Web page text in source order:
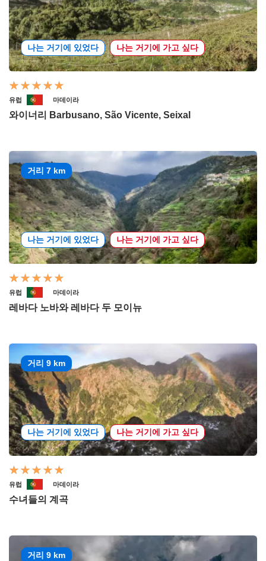
나는 거기에 있었다 나는 거기에 가고 싶다
유럽 마데이라
와이너리 Barbusano, São Vicente, Seixal
거리 7 km
나는 거기에 있었다 나는 거기에 가고 싶다
유럽 마데이라
레바다 노바와 레바다 두 모이뉴
거리 9 km
나는 거기에 있었다 나는 거기에 가고 싶다
유럽 마데이라
수녀들의 계곡
거리 9 km